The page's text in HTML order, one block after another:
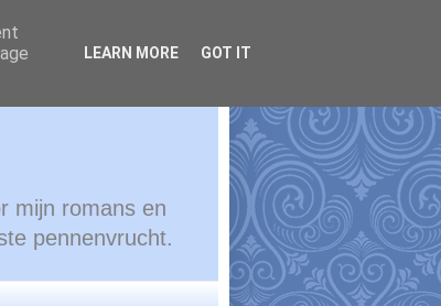
mijn romans en
pennenvrucht.
LEARN MORE GOT IT